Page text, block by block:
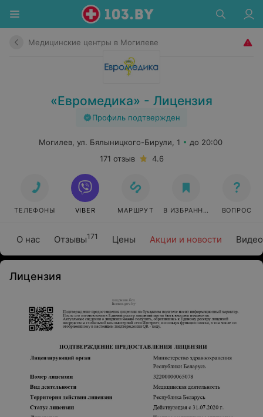
Медицинские центры в Могилеве
«Евромедика» - Лицензия
Профиль подтвержден
О нас Отзывы171 Цены Акции и новости Видео
Могилев, ул. Бялыницкого-Бирули, 1
до 20:00
171 отзыв
4.6
ТЕЛЕФОНЫ VIBER МАРШРУТ В ИЗБРАННОЕ ВОПРОС
Лицензия